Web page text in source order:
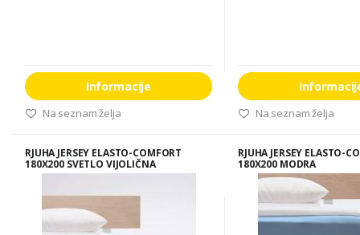
Informacije
Na seznam želja Na seznam želja
RJUHA JERSEY ELASTO-COMFORT
180X200 SVETLO VIJOLIČNA
RJUHA JERSEY ELASTO-
180X200 MODRA